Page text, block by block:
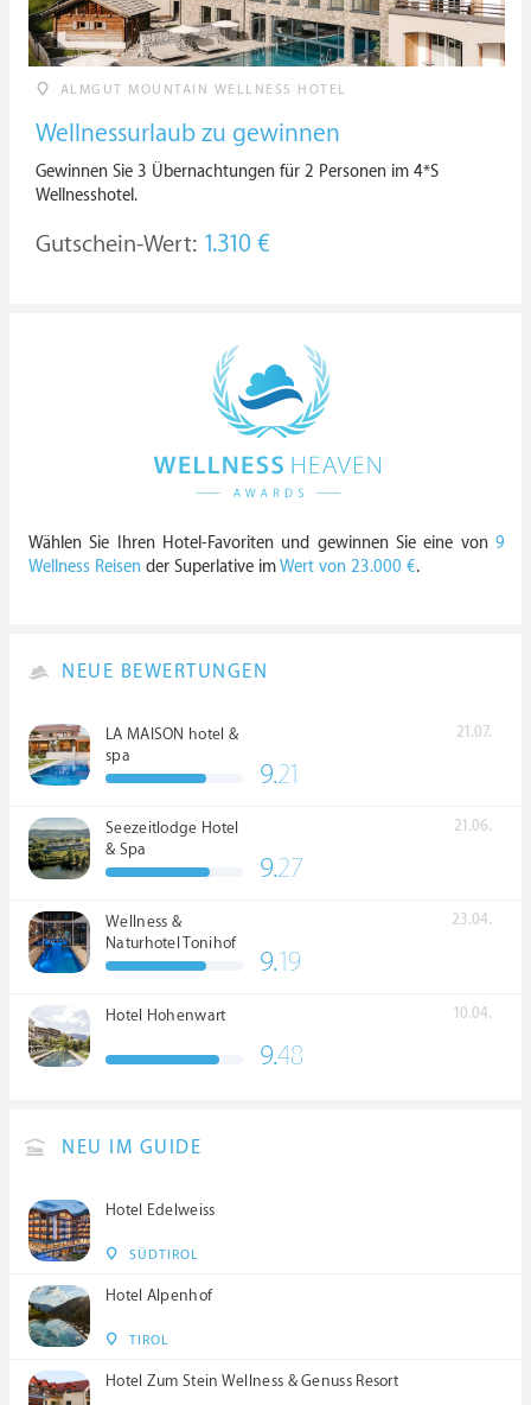
ALMGUT MOUNTAIN WELLNESS HOTEL
Wellnessurlaub zu gewinnen
Gewinnen Sie 3 Übernachtungen für 2 Personen im 4*S
Wellnesshotel.
Gutschein-Wert: 1.310 €
Wählen Sie Ihren Hotel-Favoriten und gewinnen Sie eine von 9
Wellness Reisen der Superlative imWert von 23.000 €.
NEUE BEWERTUNGEN
LA MAISON hotel &
spa
21.07.
9.21
Seezeitlodge Hotel
& Spa
21.06.
9.27
Wellness &
Naturhotel Tonihof
****S
23.04.
9.19
Hotel Hohenwart 10.04.
9.48
NEU IM GUIDE
Hotel Edelweiss
SÜDTIROL
Hotel Alpenhof
TIROL
Hotel Zum Stein Wellness & Genuss Resort